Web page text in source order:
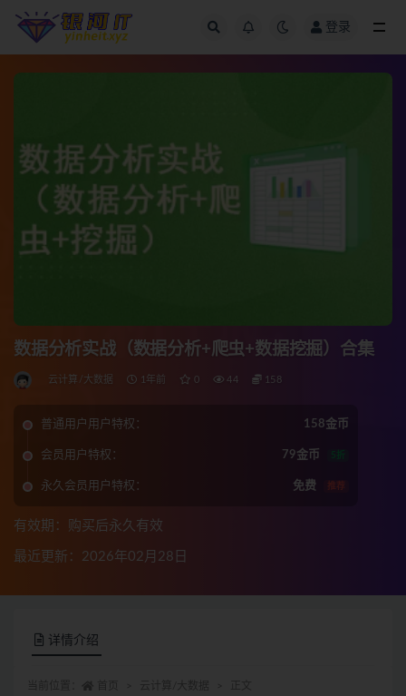
登录
数据分析实战（数据分析+爬虫+数据挖掘）合集
云计算/大数据 1年前 0 44 158
普通用户用户特权： 158金币
会员用户特权： 79金币 5折
永久会员用户特权： 免费 推荐
有效期：购买后永久有效
最近更新：2026年02月28日
详情介绍